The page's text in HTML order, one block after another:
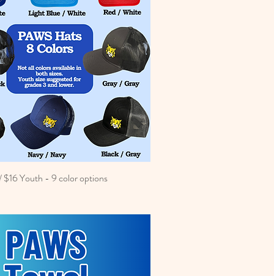
Youth - 9 color options